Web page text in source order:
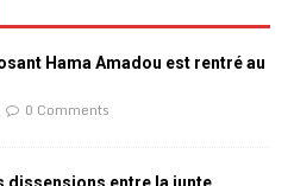
Hama Amadou est rentré au
0 Comments
dissensions entre la junte